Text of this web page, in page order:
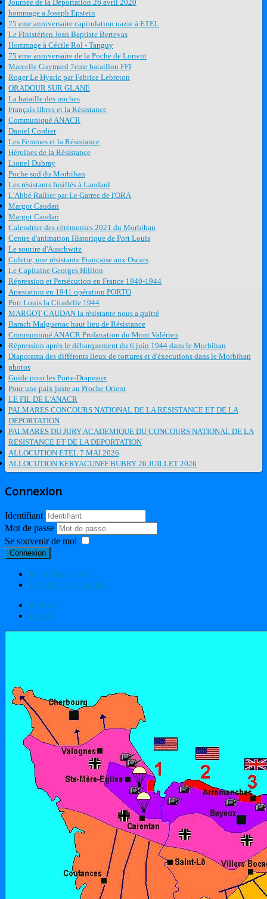
Journée de la Déportation 26 avril 2020
hommage a Joseph Epstein
75 eme anniversaire capitulation nazie à ETEL
Le Finistérien Jean Baptiste Bertevas
Hommage à Cécile Rol - Tanguy
75 eme anniversaire de la Poche de Lorient
Marcelle Guymard 7eme bataillon FFI
Roger Le Hyaric par Fabrice Lebreton
ORADOUR SUR GLANE
La bataille des poches
Français libres et la Résistance
Communiqué ANACR
Daniel Cordier
Les Femmes et la Résistance
Héroïnes de la Résistance
Lionel Dubray
Poche sud du Morbihan
Les résistants fusillés à Landaul
L'Abbé Rallier par Le Garrec de l'ORA
Margot Caudan
Margot Caudan
Calendrier des cérémonies 2021 du Morbihan
Centre d'animation Historique de Port Louis
Le sourire d'Auschwitz
Colette, une résistante Française aux Oscars
Le Capitaine Georges Hillion
Répression et Persécution en France 1940-1944
Arrestation en 1941 opération PORTO
Port Louis la Citadelle 1944
MARGOT CAUDAN la résistante nous a quitté
Barach Malguenac haut lieu de Résistance
Communiqué ANACR Profanation du Mont Valérien
Répression après le débarquement du 6 juin 1944 dans le Morbihan
Diaporama des différents lieux de tortures et d'éxecutions dans le Morbihan
photos
Guide pour les Porte-Drapeaux
Pour une paix juste au Proche Orient
LE FIL DE L'ANACR
PALMARES CONCOURS NATIONAL DE LA RESISTANCE ET DE LA
DEPORTATION
PALMARES DU JURY ACADEMIQUE DU CONCOURS NATIONAL DE LA
RESISTANCE ET DE LA DEPORTATION
ALLOCUTION ETEL 7 MAI 2026
ALLOCUTION KERYACUNFF BUBRY 26 JUILLET 2026
Connexion
Identifiant
Mot de passe
Se souvenir de moi
Connexion
Identifiant oublié ?
Mot de passe oublié ?
Imprimer
E-mail